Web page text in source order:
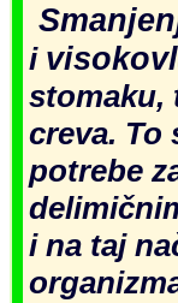
i
stomaku,
creva. To
potrebe
i na taj